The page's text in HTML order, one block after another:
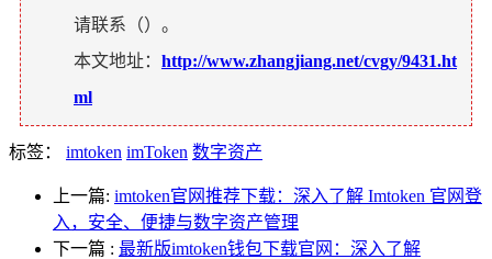
请联系（）。
本文地址： http://www.zhangjiang.net/cvgy/9431.ht
ml
标签： imtoken imToken 数字资产
上一篇: imtoken官网推荐下载：深入了解 Imtoken 官网登
入，安全、便捷与数字资产管理
下一篇 : 最新版imtoken钱包下载官网：深入了解